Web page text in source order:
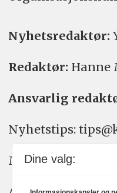
Nyhetsredaktør:
Redaktør: Hanne
Ansvarlig
Nyhetstips:
Meninger:
Dine valg: